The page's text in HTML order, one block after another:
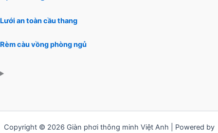
Lưới an toàn cầu thang
Rèm càu vồng phòng ngủ
Copyright © 2026 Giàn phơi thông minh Việt Anh | Powered by